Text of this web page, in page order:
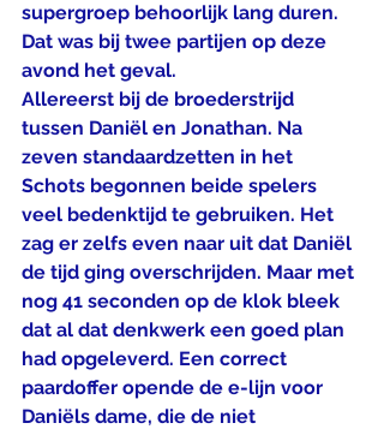
supergroep behoorlijk lang duren.
Dat was bij twee partijen op deze
avond het geval.
Allereerst bij de broederstrijd
tussen Daniël en Jonathan. Na
zeven standaardzetten in het
Schots begonnen beide spelers
veel bedenktijd te gebruiken. Het
zag er zelfs even naar uit dat Daniël
de tijd ging overschrijden. Maar met
nog 41 seconden op de klok bleek
dat al dat denkwerk een goed plan
had opgeleverd. Een correct
paardoffer opende de e-lijn voor
Daniëls dame, die de niet